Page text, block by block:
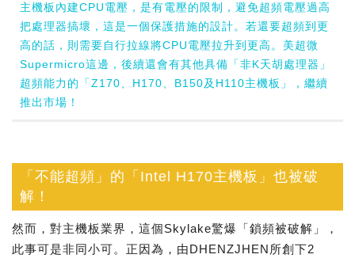
主機板內建CPU電壓，是有電壓的限制，避免超頻電壓過高
把處理器搞壞，這是一個保護措施的設計。若還要超頻到更
高的話，則需要自行拉線將CPU電壓拉升到更高。美超微
Supermicro這邊，後續還會有其他具備「非K天胡處理器」
超頻能力的「Z170、H170、B150及H110主機板」，繼續
推出市場！
「不能超頻」的「Intel H170主機板」也被破
解！
然而，對主機板業界，這個Skylake驚爆「鎖頻被破解」，
此事可是非同小可。正因為，由DHENZJHEN所創下2